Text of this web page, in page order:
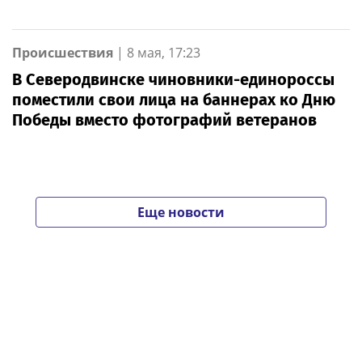
Происшествия | 8 мая, 17:23
В Северодвинске чиновники-единороссы
поместили свои лица на баннерах ко Дню
Победы вместо фотографий ветеранов
Еще новости